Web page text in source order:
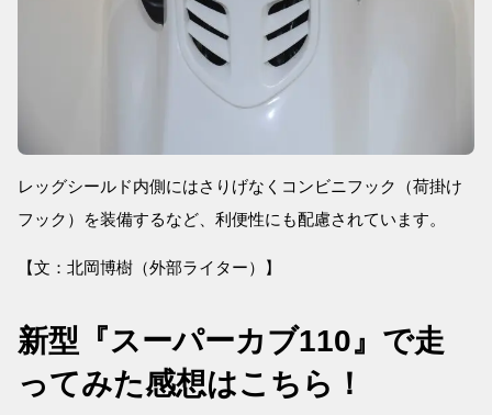
レッグシールド内側にはさりげなくコンビニフック（荷掛け
フック）を装備するなど、利便性にも配慮されています。
【文：北岡博樹（外部ライター）】
新型『スーパーカブ110』で走
ってみた感想はこちら！